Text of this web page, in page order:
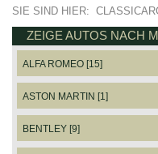
SIE SIND HIER:
ZEIGE AUTOS NACH
ALFA ROMEO [15]
ASTON MARTIN [1]
BENTLEY [9]